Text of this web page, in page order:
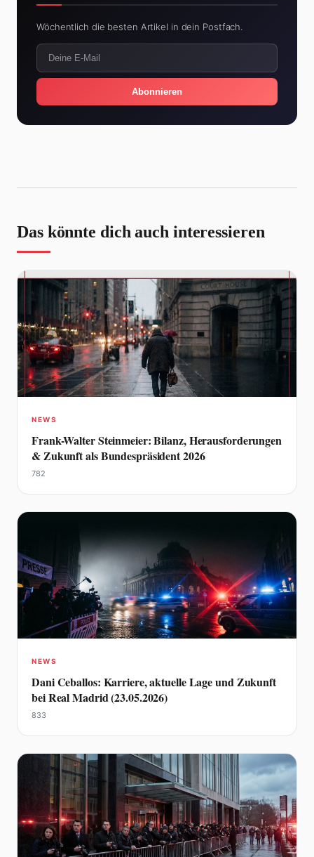
Wöchentlich die besten Artikel in dein Postfach.
Abonnieren
Das könnte dich auch interessieren
NEWS
Frank-Walter Steinmeier: Bilanz, Herausforderungen
& Zukunft als Bundespräsident 2026
782
NEWS
Dani Ceballos: Karriere, aktuelle Lage und Zukunft
bei Real Madrid (23.05.2026)
833